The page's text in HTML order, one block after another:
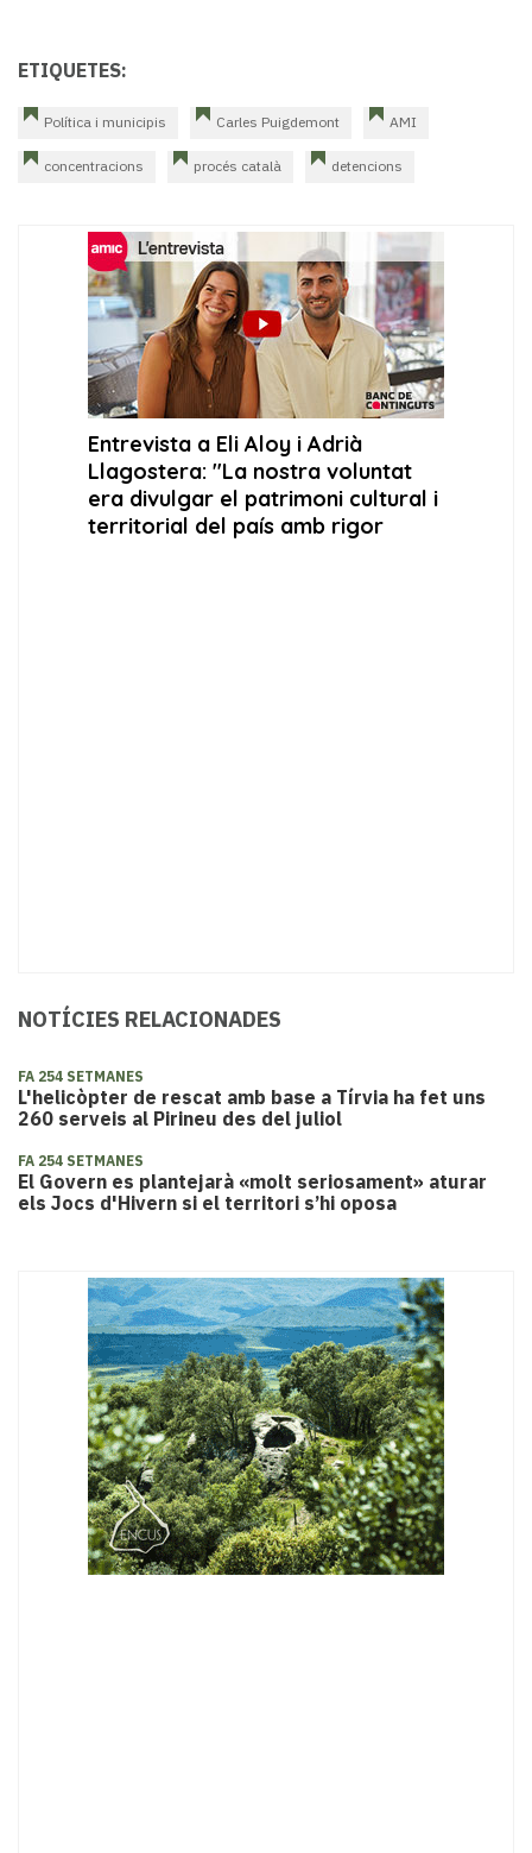
ETIQUETES:
Política i municipis Carles Puigdemont AMI
concentracions procés català detencions
NOTÍCIES RELACIONADES
FA 254 SETMANES
L'helicòpter de rescat amb base a Tírvia ha fet uns
260 serveis al Pirineu des del juliol
FA 254 SETMANES
El Govern es plantejarà «molt seriosament» aturar
els Jocs d'Hivern si el territori s’hi oposa